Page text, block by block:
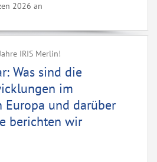
2026 an
IRIS Merlin!
Was sind die
im
Europa und darüber
berichten wir